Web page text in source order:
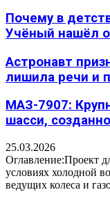
Почему в
Учёный нашёл
Астронавт
лишила речи и
МАЗ-7907:
шасси,
25.03.2026
Оглавление:Проект
условиях холодной
ведущих колеса и